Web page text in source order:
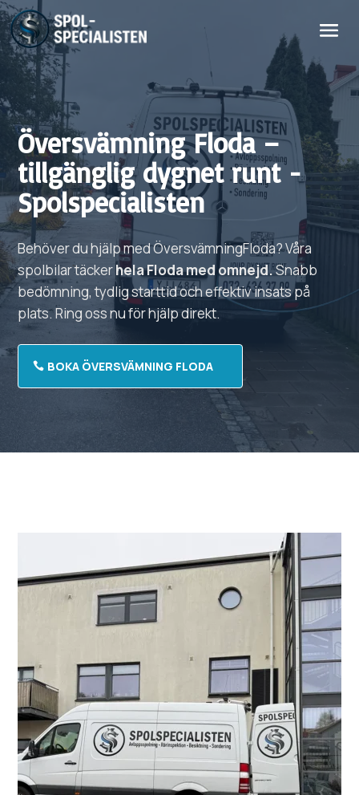
ÖversvämningFloda–
tillgänglig dygnet runt -
Spolspecialisten
Behöver du hjälp medÖversvämningFloda?Våra
spolbilar täckerhelaFlodamed omnejd.Snabb
bedömning, tydlig starttid och effektiv insats på
plats. Ring oss nu för hjälp direkt.
BOKA ÖVERSVÄMNING FLODA